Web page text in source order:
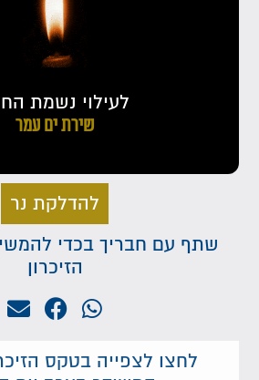
לעילוי נשמת
שירת ים עמר
להדלקת נר
שתף עם חבריך בכדי
הזיכרון
לחצו לצפייה בטקס